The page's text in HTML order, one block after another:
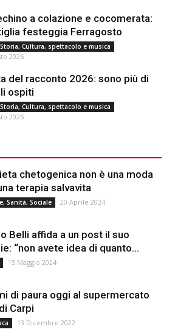
a colazione e cocomerata:
festeggia Ferragosto
Cultura, spettacolo e musica
2026
del racconto 2026: sono più di
ospiti
Cultura, spettacolo e musica
2026
chetogenica non è una moda
terapia salvavita
Sanità, Sociale 20 Aprile 2024
Belli affida a un post il suo
“non avete idea di quanto...
15 Maggio 2024
di paura oggi al supermercato
Carpi
13 Dicembre 2022